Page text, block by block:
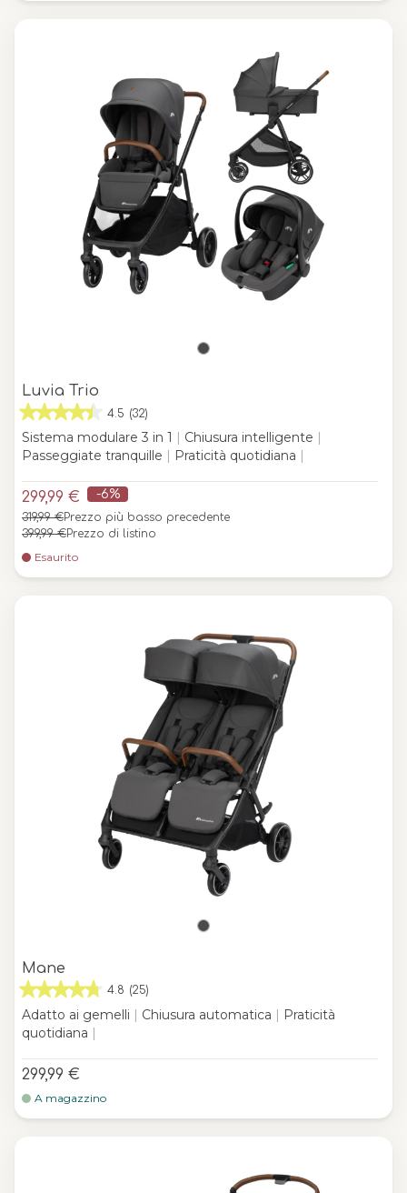
Luvia Trio
4.5 (32)
Sistema modulare 3 in 1 | Chiusura intelligente |
Passeggiate tranquille | Praticità quotidiana |
299,99 € -6%
319,99 €Prezzo più basso precedente
399,99 €Prezzo di listino
Esaurito
Mane
4.8 (25)
Adatto ai gemelli | Chiusura automatica | Praticità
quotidiana |
299,99 €
A magazzino